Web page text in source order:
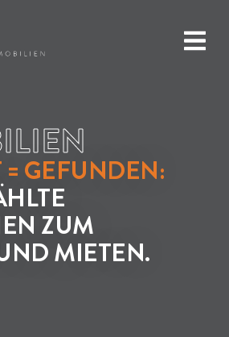
= GEFUNDEN:
ZUM
MIETEN.